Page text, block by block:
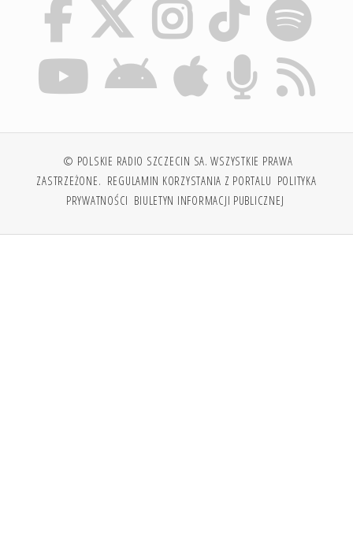
© POLSKIE RADIO SZCZECIN SA. WSZYSTKIE PRAWA
ZASTRZEŻONE. REGULAMIN KORZYSTANIA Z PORTALU POLITYKA
PRYWATNOŚCI BIULETYN INFORMACJI PUBLICZNEJ